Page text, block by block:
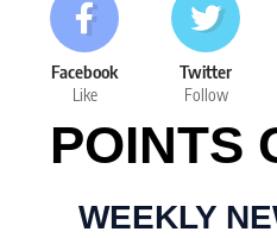
Facebook
Like
Twitter
Follow
POINTS
WEEKLY